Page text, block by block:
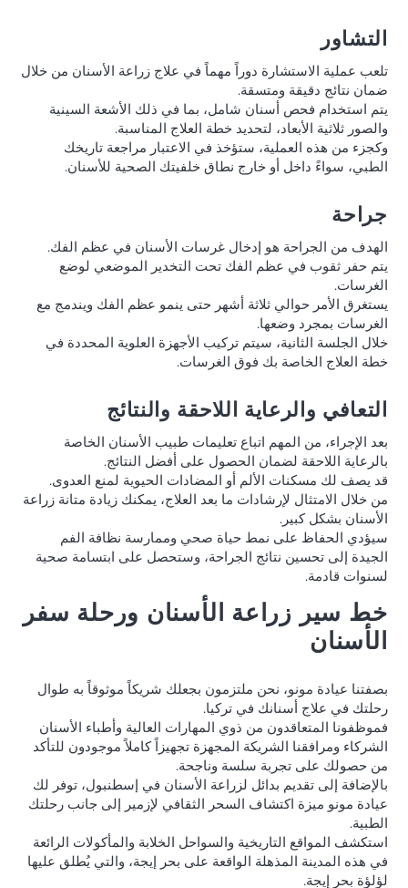
التشاور
تلعب عملية الاستشارة دوراً مهماً في علاج زراعة الأسنان من خلال
ضمان نتائج دقيقة ومتسقة.
يتم استخدام فحص أسنان شامل، بما في ذلك الأشعة السينية
والصور ثلاثية الأبعاد، لتحديد خطة العلاج المناسبة.
وكجزء من هذه العملية، ستؤخذ في الاعتبار مراجعة تاريخك
الطبي، سواءً داخل أو خارج نطاق خلفيتك الصحية للأسنان.
جراحة
الهدف من الجراحة هو إدخال غرسات الأسنان في عظم الفك.
يتم حفر ثقوب في عظم الفك تحت التخدير الموضعي لوضع
الغرسات.
يستغرق الأمر حوالي ثلاثة أشهر حتى ينمو عظم الفك ويندمج مع
الغرسات بمجرد وضعها.
خلال الجلسة الثانية، سيتم تركيب الأجهزة العلوية المحددة في
خطة العلاج الخاصة بك فوق الغرسات.
التعافي والرعاية اللاحقة والنتائج
بعد الإجراء، من المهم اتباع تعليمات طبيب الأسنان الخاصة
بالرعاية اللاحقة لضمان الحصول على أفضل النتائج.
قد يصف لك مسكنات الألم أو المضادات الحيوية لمنع العدوى.
من خلال الامتثال لإرشادات ما بعد العلاج، يمكنك زيادة متانة زراعة
الأسنان بشكل كبير.
سيؤدي الحفاظ على نمط حياة صحي وممارسة نظافة الفم
الجيدة إلى تحسين نتائج الجراحة، وستحصل على ابتسامة صحية
لسنوات قادمة.
خط سير زراعة الأسنان ورحلة سفر
الأسنان
بصفتنا عيادة مونو، نحن ملتزمون بجعلك شريكاً موثوقاً به طوال
رحلتك في علاج أسنانك في تركيا.
فموظفونا المتعاقدون من ذوي المهارات العالية وأطباء الأسنان
الشركاء ومرافقنا الشريكة المجهزة تجهيزاً كاملاً موجودون للتأكد
من حصولك على تجربة سلسة وناجحة.
بالإضافة إلى تقديم بدائل لزراعة الأسنان في إسطنبول، توفر لك
عيادة مونو ميزة اكتشاف السحر الثقافي لإزمير إلى جانب رحلتك
الطبية.
استكشف المواقع التاريخية والسواحل الخلابة والمأكولات الرائعة
في هذه المدينة المذهلة الواقعة على بحر إيجة، والتي يُطلق عليها
لؤلؤة بحر إيجة.